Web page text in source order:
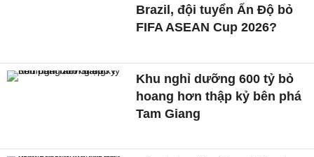
Brazil, đội tuyển Ấn Độ bỏ
FIFA ASEAN Cup 2026?
Khu nghỉ dưỡng 600 tỷ bỏ
hoang hơn thập kỷ bên phá
Tam Giang